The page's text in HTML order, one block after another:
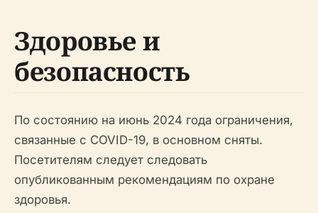
Здоровье и
безопасность
По состоянию на июнь 2024 года ограничения,
связанные с COVID-19, в основном сняты.
Посетителям следует следовать
опубликованным рекомендациям по охране
здоровья.